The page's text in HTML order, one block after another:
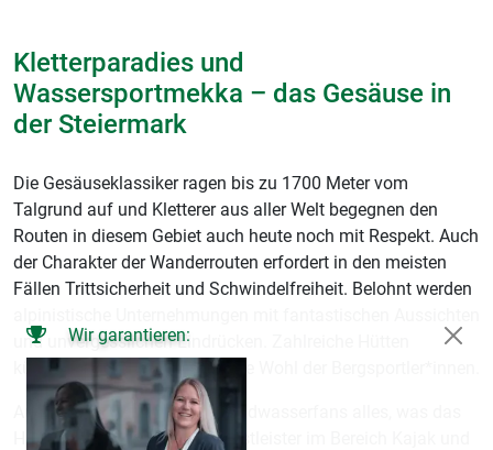
Wir garantieren:
Kletterparadies und
Wassersportmekka – das Gesäuse in
der Steiermark
Die Gesäuseklassiker ragen bis zu 1700 Meter vom
Talgrund auf und Kletterer aus aller Welt begegnen den
Routen in diesem Gebiet auch heute noch mit Respekt. Auch
der Charakter der Wanderrouten erfordert in den meisten
Fällen Trittsicherheit und Schwindelfreiheit. Belohnt werden
und unvergesslichen Eindrücken. Zahlreiche Hütten
kümmern sich um das leibliche Wohl der Bergsportler*innen.
Auf Enns und Salza finden Wildwasserfans alles, was das
Herz begehrt. Zahlreiche Dienstleister im Bereich Kajak und